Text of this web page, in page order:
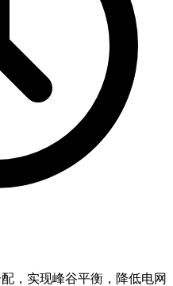
，实现峰谷平衡，降低电网